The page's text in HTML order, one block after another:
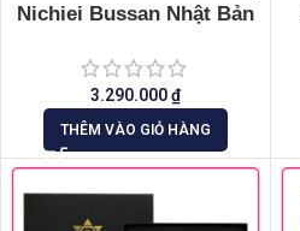
Nichiei Bussan Nhật Bản
3.290.000₫
THÊM VÀO GIỎ HÀNG